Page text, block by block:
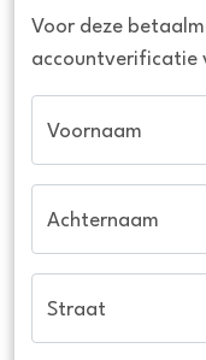
Voor deze
accountverificatie
Voornaam
Achternaam
Straat